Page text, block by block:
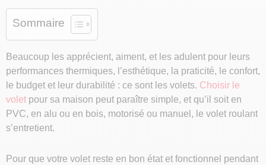
Sommaire
Beaucoup les apprécient, aiment, et les adulent pour leurs
performances thermiques, l’esthétique, la praticité, le confort,
le budget et leur durabilité : ce sont les volets. Choisir le
volet pour sa maison peut paraître simple, et qu’il soit en
PVC, en alu ou en bois, motorisé ou manuel, le volet roulant
s’entretient.
Pour que votre volet reste en bon état et fonctionnel pendant